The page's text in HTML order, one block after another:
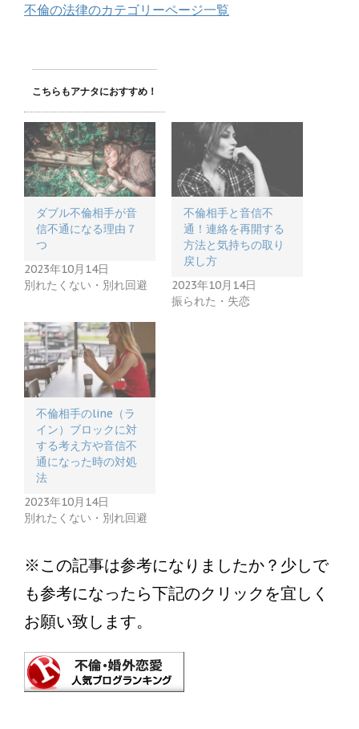
不倫の法律のカテゴリーページ一覧
こちらもアナタにおすすめ！
ダブル不倫相手が音
信不通になる理由７
つ
2023年10月14日
別れたくない・別れ回避
不倫相手と音信不
通！連絡を再開する
方法と気持ちの取り
戻し方
2023年10月14日
振られた・失恋
不倫相手のline（ラ
イン）ブロックに対
する考え方や音信不
通になった時の対処
法
2023年10月14日
別れたくない・別れ回避
※この記事は参考になりましたか？少しで
も参考になったら下記のクリックを宜しく
お願い致します。